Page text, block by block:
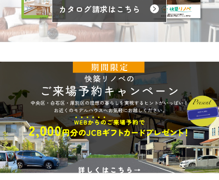
カタログ請求はこちら